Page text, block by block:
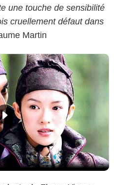
une touche de sensibilité
cruellement défaut dans
Martin